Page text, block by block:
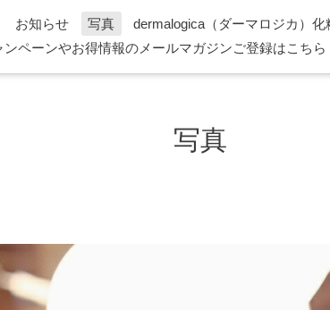
お知らせ 写真 dermalogica（ダーマロジカ）化
ンペーンやお得情報のメールマガジンご登録はこちら
写真